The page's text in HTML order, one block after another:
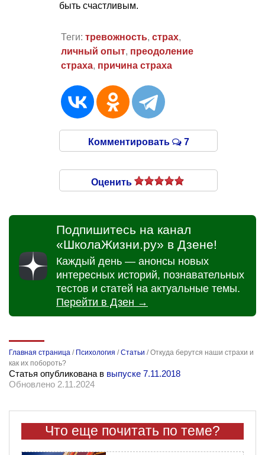
быть счастливым.
Теги: тревожность, страх,
личный опыт, преодоление
страха, причина страха
Комментировать 7
Оценить
Подпишитесь на канал
«ШколаЖизни.ру» в Дзене!
Каждый день — анонсы новых
интересных историй, познавательных
тестов и статей на актуальные темы.
Перейти в Дзен →
Главная страница / Психология /Статьи /Откуда берутся наши страхи и
как их побороть?
Статья опубликована в выпуске 7.11.2018
Обновлено 2.11.2024
Что еще почитать по теме?